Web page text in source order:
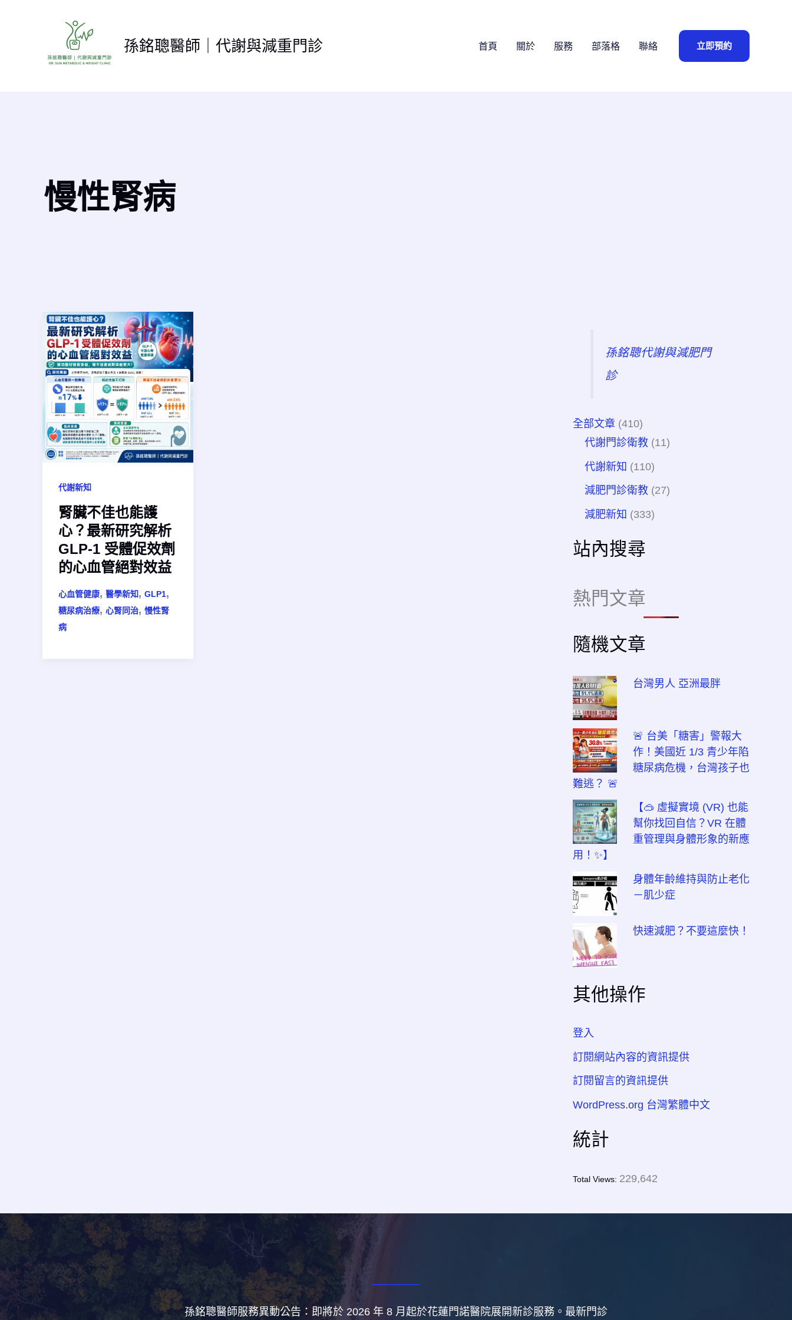
容
孫銘聰醫師｜代謝與減重門診 首頁 關於 服務 部落格 聯絡 立即預約
慢性腎病
代謝新知
腎臟不佳也能護
心？最新研究解析
GLP-1 受體促效劑
的心血管絕對效益
心血管健康, 醫學新知, GLP1,
糖尿病治療, 心腎同治, 慢性腎
病
孫銘聰代謝與減肥門
診
全部文章 (410)
代謝門診衛教 (11)
代謝新知 (110)
減肥門診衛教 (27)
減肥新知 (333)
站內搜尋
熱門文章
隨機文章
台灣男人 亞洲最胖
🚨 台美「糖害」警報大
作！美國近 1/3 青少年陷
糖尿病危機，台灣孩子也
難逃？ 🚨
【🥽 虛擬實境 (VR) 也能
幫你找回自信？VR 在體
重管理與身體形象的新應
用！✨】
身體年齡維持與防止老化
－肌少症
快速減肥？不要這麼快！
其他操作
登入
訂閱網站內容的資訊提供
訂閱留言的資訊提供
WordPress.org 台灣繁體中文
統計
Total Views: 229,642
孫銘聰醫師服務異動公告：即將於 2026 年 8 月起於花蓮門諾醫院展開新診服務。最新門診